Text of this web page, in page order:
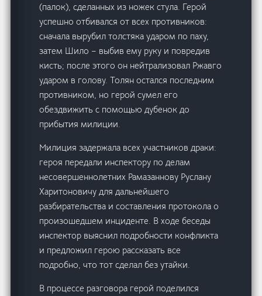
(палок), сделанных из ножек стула. Герой
успешно отбивался от всех противников:
сначала вырубил толстяка ударом по паху,
затем Шило – выбив ему руку и повредив
кисть; после этого он нейтрализовал Ржавго
ударом в голову. Толян остался последним
противником, но герой сумел его
обездвижить с помощью дубенок до
прибытия милиции.
Милиция задержала всех участников драки:
героя передали инспектору по делам
несовершеннолетних Рамазаннову Руслану
Харитоновичу для дальнейшего
разбирательства и составления протокола о
произошедшем инциденте. В ходе беседы
инспектор выяснил подробности конфликта
и предложил герою рассказать все
подробно, что тот сделал без утайки.
В процессе разговора герой поделился